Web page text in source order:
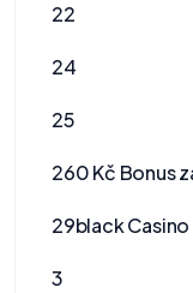
22
24
25
260 Kč Bonus
29black Casino
3